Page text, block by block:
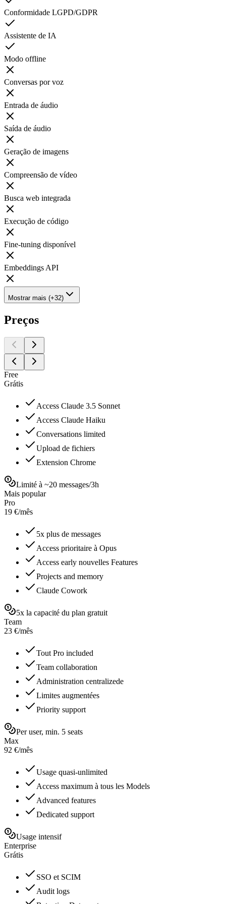
Conformidade LGPD/GDPR
Assistente de IA
Modo offline
Conversas por voz
Entrada de áudio
Saída de áudio
Geração de imagens
Compreensão de vídeo
Busca web integrada
Execução de código
Fine-tuning disponível
Embeddings API
Mostrar mais (+32)
Preços
Free
Grátis
Access Claude 3.5 Sonnet
Access Claude Haiku
Conversations limited
Upload de fichiers
Extension Chrome
Limité à ~20 messages/3h
Mais popular
Pro
19 €/mês
5x plus de messages
Access prioritaire à Opus
Access early nouvelles Features
Projects and memory
Claude Cowork
5x la capacité du plan gratuit
Team
23 €/mês
Tout Pro included
Team collaboration
Administration centralizede
Limites augmentées
Priority support
Per user, min. 5 seats
Max
92 €/mês
Usage quasi-unlimited
Access maximum à tous les Models
Advanced features
Dedicated support
Usage intensif
Enterprise
Grátis
SSO et SCIM
Audit logs